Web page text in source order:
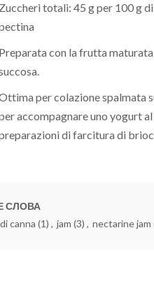
Zuccheri totali: 45 g per 100 g
Preparata con la frutta
per colazione spalmata
accompagnare uno yogurt
di farcitura di
СЛОВА
canna (1) , jam (3) , nectarine jam